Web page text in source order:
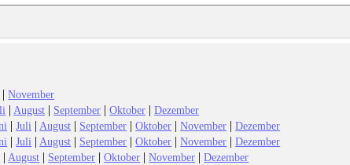
|November
| August | September |Oktober |Dezember
|Juli | August | September |Oktober |November |Dezember
|Juli | August | September |Oktober |November |Dezember
| August | September |Oktober |November |Dezember